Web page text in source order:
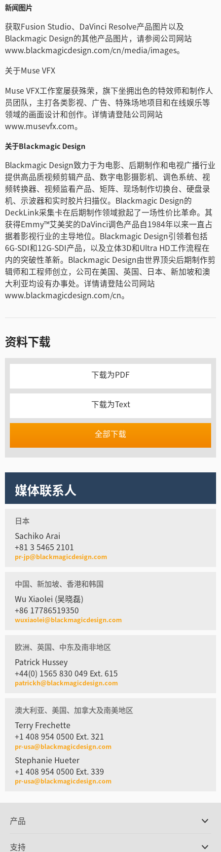
新闻图片
获取Fusion Studio、DaVinci Resolve产品图片以及
Blackmagic Design的其他产品图片，请参阅公司网站
www.blackmagicdesign.com/cn/media/images。
关于Muse VFX
Muse VFX工作室屡获殊荣，旗下坐拥出色的特效师和制作人
员团队，主打各类影视、广告、特殊场地项目和在线娱乐等
领域的画面设计和创作。详情请登陆公司网站
www.musevfx.com。
关于Blackmagic Design
Blackmagic Design致力于为电影、后期制作和电视广播行业
提供高品质视频剪辑产品、数字电影摄影机、调色系统、视
频转换器、视频监看产品、矩阵、现场制作切换台、硬盘录
机、示波器和实时胶片扫描仪。Blackmagic Design的
DeckLink采集卡在后期制作领域掀起了一场性价比革命。其
获得Emmy™艾美奖的DaVinci调色产品自1984年以来一直占
据着影视行业的主导地位。Blackmagic Design引领着包括
6G-SDI和12G-SDI产品，以及立体3D和Ultra HD工作流程在
内的突破性革新。Blackmagic Design由世界顶尖后期制作剪
辑师和工程师创立，公司在美国、英国、日本、新加坡和澳
大利亚均设有办事处。详情请登陆公司网站
www.blackmagicdesign.com/cn。
资料下载
下载为PDF
下载为Text
全部下载
媒体联系人
日本
Sachiko Arai
+81 3 5465 2101
pr-jp@blackmagicdesign.com
中国、新加坡、香港和韩国
Wu Xiaolei (吴晓磊)
+86 17786519350
wuxiaolei@blackmagicdesign.com
欧洲、英国、中东及南非地区
Patrick Hussey
+44(0) 1565 830 049 Ext. 615
patrickh@blackmagicdesign.com
澳大利亚、美国、加拿大及南美地区
Terry Frechette
+1 408 954 0500 Ext. 321
pr-usa@blackmagicdesign.com
Stephanie Hueter
+1 408 954 0500 Ext. 339
pr-usa@blackmagicdesign.com
产品
支持